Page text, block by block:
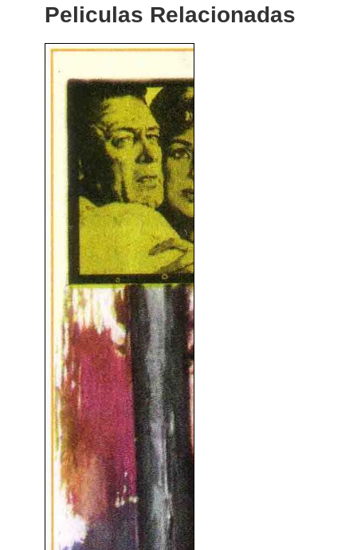
Peliculas Relacionadas